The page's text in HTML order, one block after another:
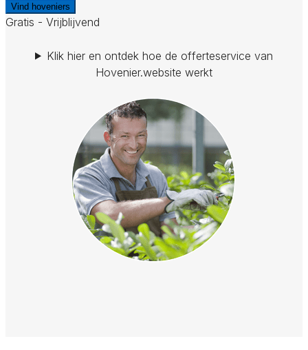
Vind hoveniers
Gratis - Vrijblijvend
Klik hier en ontdek hoe de offerteservice van
Hovenier.website werkt